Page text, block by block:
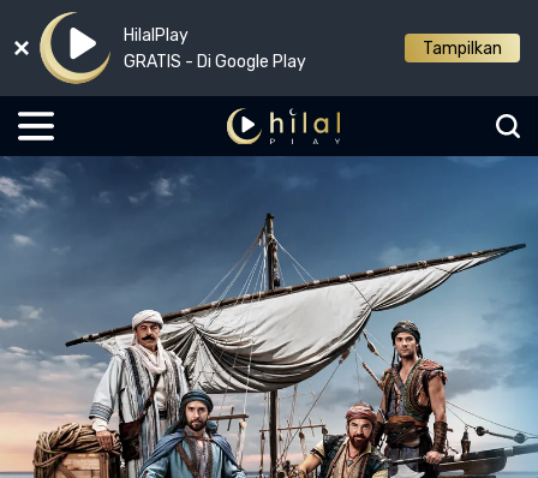
HilalPlay
GRATIS - Di Google Play
Tampilkan